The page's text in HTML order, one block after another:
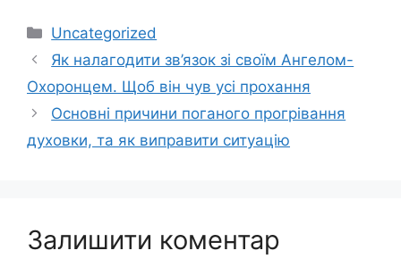
Категорії
Uncategorized
Як налагодити зв’язок зі своїм Ангелом-
Охоронцем. Щоб він чув усі прохання
Основні причини поганого прогрівання
духовки, та як виправити ситуацію
Залишити коментар